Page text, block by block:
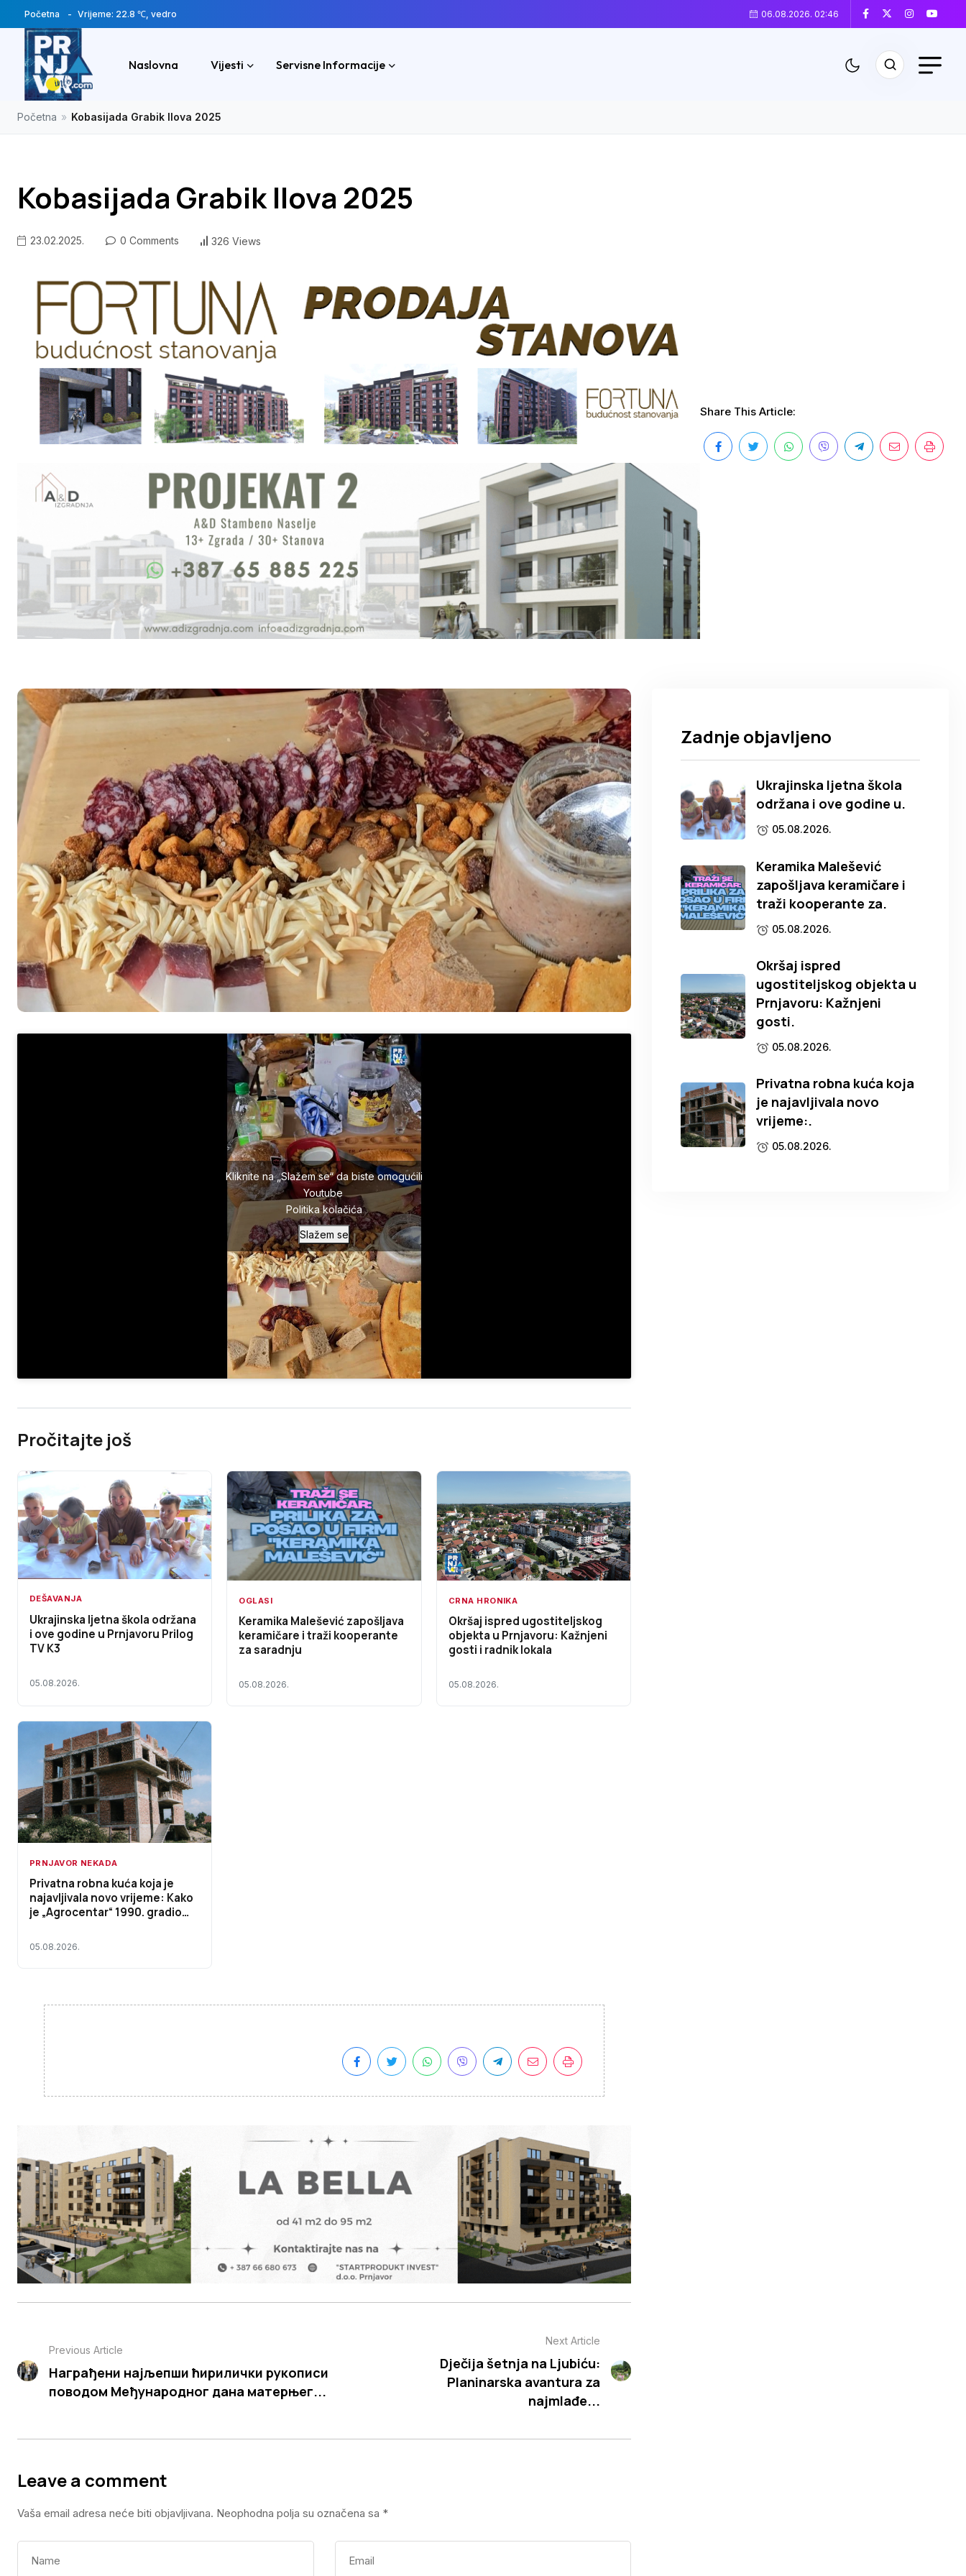
Početna Vrijeme: 22.8 ℃, vedro 06.08.2026. 02:46
Naslovna Vijesti Servisne Informacije
Početna » Kobasijada Grabik Ilova 2025
Kobasijada Grabik Ilova 2025
23.02.2025. 0 Comments 326 Views
Share This Article:
Kliknite na „Slažem se“ da biste omogućili
Youtube
Politika kolačića
Slažem se
Pročitajte još
DEŠAVANJA
Ukrajinska ljetna škola održana
i ove godine u Prnjavoru Prilog
TV K3
05.08.2026.
OGLASI
Keramika Malešević zapošljava
keramičare i traži kooperante
za saradnju
05.08.2026.
CRNA HRONIKA
Okršaj ispred ugostiteljskog
objekta u Prnjavoru: Kažnjeni
gosti i radnik lokala
05.08.2026.
PRNJAVOR NEKADA
Privatna robna kuća koja je
najavljivala novo vrijeme: Kako
je „Agrocentar“ 1990. gradio
objekata u Prnjavoru
05.08.2026.
Previous Article
Награђени најљепши ћирилички рукописи
поводом Међународног дана матерњег...
Next Article
Dječija šetnja na Ljubiću:
Planinarska avantura za
najmlađe...
Leave a comment
Vaša email adresa neće biti objavljivana. Neophodna polja su označena sa *
Zadnje objavljeno
Ukrajinska ljetna škola
održana i ove godine u.
05.08.2026.
Keramika Malešević
zapošljava keramičare i
traži kooperante za.
05.08.2026.
Okršaj ispred
ugostiteljskog objekta u
Prnjavoru: Kažnjeni
gosti.
05.08.2026.
Privatna robna kuća koja
je najavljivala novo
vrijeme:.
05.08.2026.